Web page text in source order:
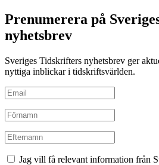
Prenumerera på
nyhetsbrev
Sveriges Tidskrifters nyhetsbrev ger
nyttiga inblickar i tidskriftsvärlden.
Jag vill få relevant information från